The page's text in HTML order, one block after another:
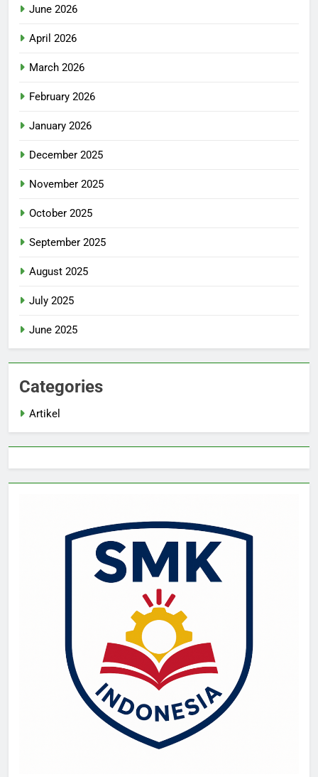
June 2026
April 2026
March 2026
February 2026
January 2026
December 2025
November 2025
October 2025
September 2025
August 2025
July 2025
June 2025
Categories
Artikel